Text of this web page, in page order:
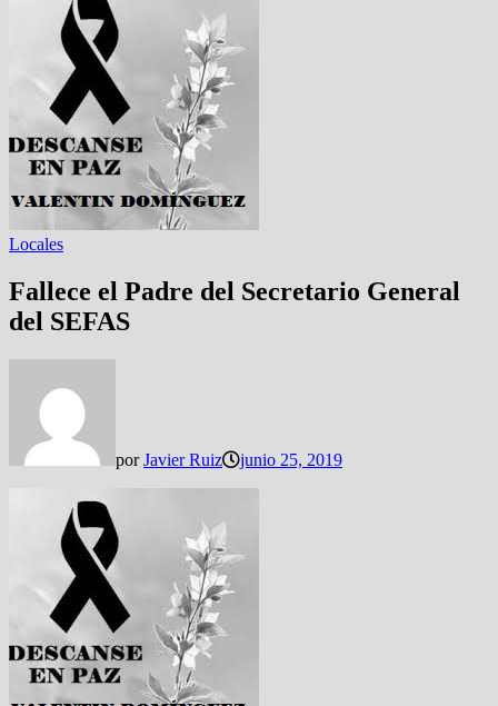
Locales
Fallece el Padre del Secretario General
del SEFAS
porJavier Ruiz junio 25, 2019